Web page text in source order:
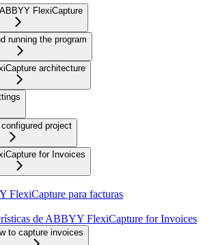
FlexiCapture
running the program
architecture
project
for Invoices
FlexiCapture para facturas
de ABBYY FlexiCapture for Invoices
to capture invoices